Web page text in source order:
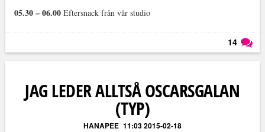
05.30 – 06.00Eftersnack från vår studio
14
JAG LEDER ALLTSÅ OSCARSGALAN
(TYP)
HANAPEE 11:03 2015-02-18